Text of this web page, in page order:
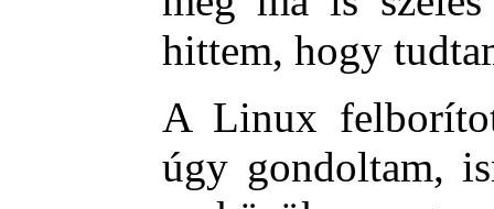
hittem, hogy
A Linux
úgy gondoltam,